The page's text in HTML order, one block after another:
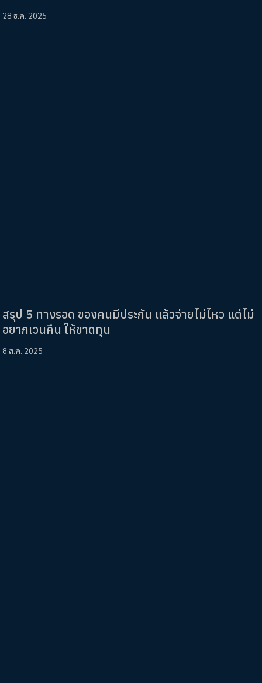
28 ธ.ค. 2025
สรุป 5 ทางรอด ของคนมีประกัน แล้วจ่ายไม่ไหว แต่ไม่
อยากเวนคืน ให้ขาดทุน
8 ส.ค. 2025